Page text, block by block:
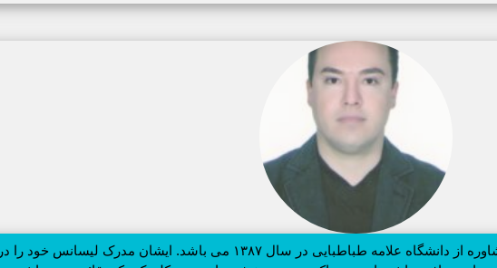
آزاد ثابتی دارای مدرک فوق لیسانس مشاوره از دانشگاه علامه طباطبایی در سال ۱۳۸۷ می باشد. ایشان مدرک لیسانس خود را در